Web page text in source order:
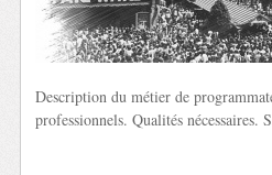
Description du métier de
professionnels. Qualités nécessaires.